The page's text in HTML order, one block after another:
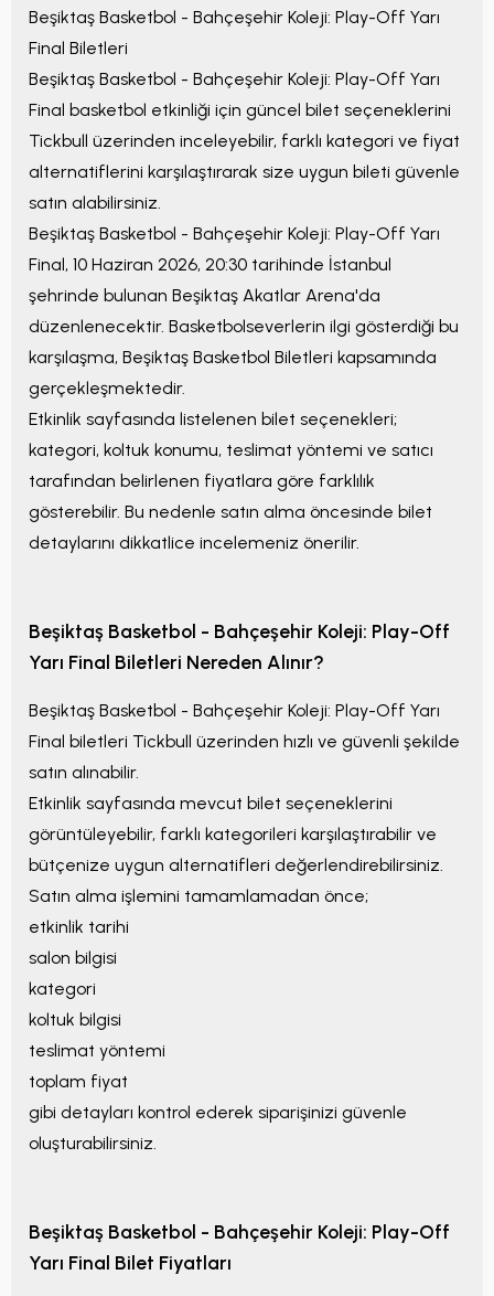
Beşiktaş Basketbol - Bahçeşehir Koleji: Play-Off Yarı
Final Biletleri
Beşiktaş Basketbol - Bahçeşehir Koleji: Play-Off Yarı
Final basketbol etkinliği için güncel bilet seçeneklerini
Tickbull üzerinden inceleyebilir, farklı kategori ve fiyat
alternatiflerini karşılaştırarak size uygun bileti güvenle
satın alabilirsiniz.
Beşiktaş Basketbol - Bahçeşehir Koleji: Play-Off Yarı
Final, 10 Haziran 2026, 20:30 tarihinde İstanbul
şehrinde bulunan Beşiktaş Akatlar Arena'da
düzenlenecektir. Basketbolseverlerin ilgi gösterdiği bu
karşılaşma, Beşiktaş Basketbol Biletleri kapsamında
gerçekleşmektedir.
Etkinlik sayfasında listelenen bilet seçenekleri;
kategori, koltuk konumu, teslimat yöntemi ve satıcı
tarafından belirlenen fiyatlara göre farklılık
gösterebilir. Bu nedenle satın alma öncesinde bilet
detaylarını dikkatlice incelemeniz önerilir.
Beşiktaş Basketbol - Bahçeşehir Koleji: Play-Off
Yarı Final Biletleri Nereden Alınır?
Beşiktaş Basketbol - Bahçeşehir Koleji: Play-Off Yarı
Final biletleri Tickbull üzerinden hızlı ve güvenli şekilde
satın alınabilir.
Etkinlik sayfasında mevcut bilet seçeneklerini
görüntüleyebilir, farklı kategorileri karşılaştırabilir ve
bütçenize uygun alternatifleri değerlendirebilirsiniz.
Satın alma işlemini tamamlamadan önce;
etkinlik tarihi
salon bilgisi
kategori
koltuk bilgisi
teslimat yöntemi
toplam fiyat
gibi detayları kontrol ederek siparişinizi güvenle
oluşturabilirsiniz.
Beşiktaş Basketbol - Bahçeşehir Koleji: Play-Off
Yarı Final Bilet Fiyatları